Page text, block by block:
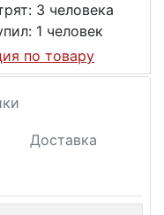
3 человека
1 человек
по товару
Доставка